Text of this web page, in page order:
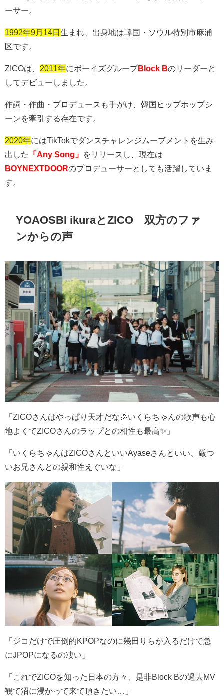
ーサー。
1992年9月14日 生まれ、出身地は韓国・ソウル特別市麻浦
区です。
ZICOは、 2011年にボーイズグループBlock Bのリーダーと
してデビューしました。
作詞・作曲・プロデュースも手がけ、韓国ヒップホップシ
ーンを牽引する存在です。
2020年にはTikTokでダンスチャレンジムーブメントを生み
出した
「Any Song」
をリリースし、現在は
BOYNEXTDOORのプロデューサーとしても活躍していま
す。
YOAOSBI ikuraとZICO 双方のファ
ンからの声
「 ZICOさんはやっぱり天才だな🎉いくらちゃんの歌声も心
地よくてZICOさんのラップとの相性も最高✨」
「いくらちゃんはZICOさんといいAyaseさんといい、厳つ
いお兄さんとの親和性えぐいな」
「ジコだけで圧倒的KPOPなのに幾田りらが入るだけで急
にJPOPになるの凄い」
「これでZICOを知った日本の方々、是非Block Bの過去MV
観て沼に浸かって来て頂きたい… 」